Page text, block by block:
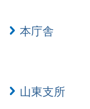
本庁舎
山東支所